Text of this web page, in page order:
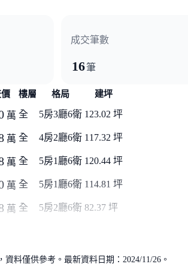
blog.housetube.tw/16213
成交筆數
16筆
樓層 格局 建坪
萬 全 5房3廳6衛 123.02 坪
萬 全 4房2廳6衛 117.32 坪
萬 全 5房1廳6衛 120.44 坪
萬 全 5房1廳6衛 114.81 坪
萬 全 5房2廳6衛 82.37 坪
料僅供參考。最新資料日期：2024/11/26。